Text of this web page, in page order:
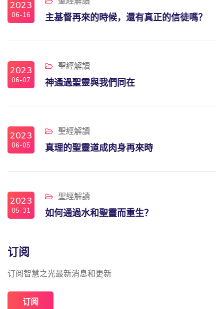
2023
06-16 主基督再來的時候，還有真正的信徒嗎？
2023
06-07
聖經解讀
神通過聖靈與我們同在
2023
06-05
聖經解讀
真理的聖靈道成肉身再來時
2023
05-31
聖經解讀
如何通過水和聖靈而重生？
订阅
订阅智慧之光最新消息和更新
订阅